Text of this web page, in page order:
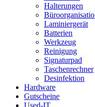
Halterungen
Laminiergerät
Batterien
Werkzeug
Reinigung
Signaturpad
Taschenrechner
Desinfektion
Hardware
Gutscheine
Used-IT